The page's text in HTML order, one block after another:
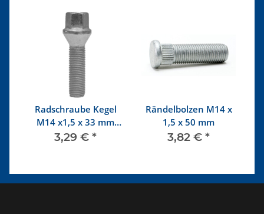
Radschraube Kegel
M14 x1,5 x 33 mm
SW17
3,29 € *
Rändelbolzen M14 x
1,5 x 50 mm
3,82 € *